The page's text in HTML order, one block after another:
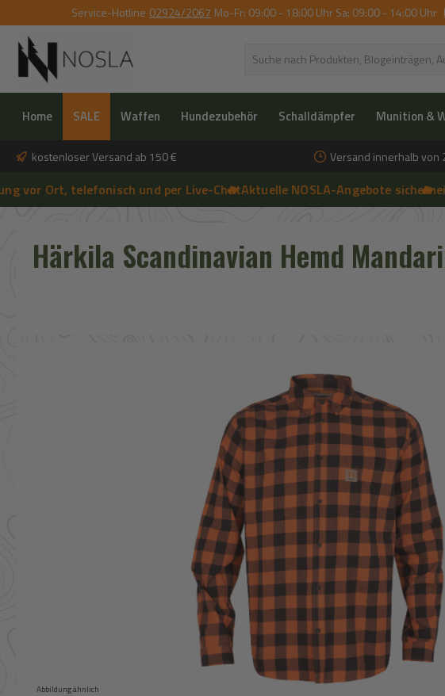
Hauptinhalt springen
Zur Suche springen
Zur Hauptnavigation springen
Service-Hotline 02924/2067 Mo-Fr: 09:00 - 18:00 Uhr Sa: 09:00 - 14:00 Uhr
Home SALE Waffen Hundezubehör Schalldämpfer Munition &
kostenloser Versand ab 150 € Versand innerhalb von
telefonisch und per Live-Chat
➔
🔥 Aktuelle NOSLA-Angebote sichern
➔
🔥 einfach
Härkila Scandinavian Hemd
Abbildung ähnlich